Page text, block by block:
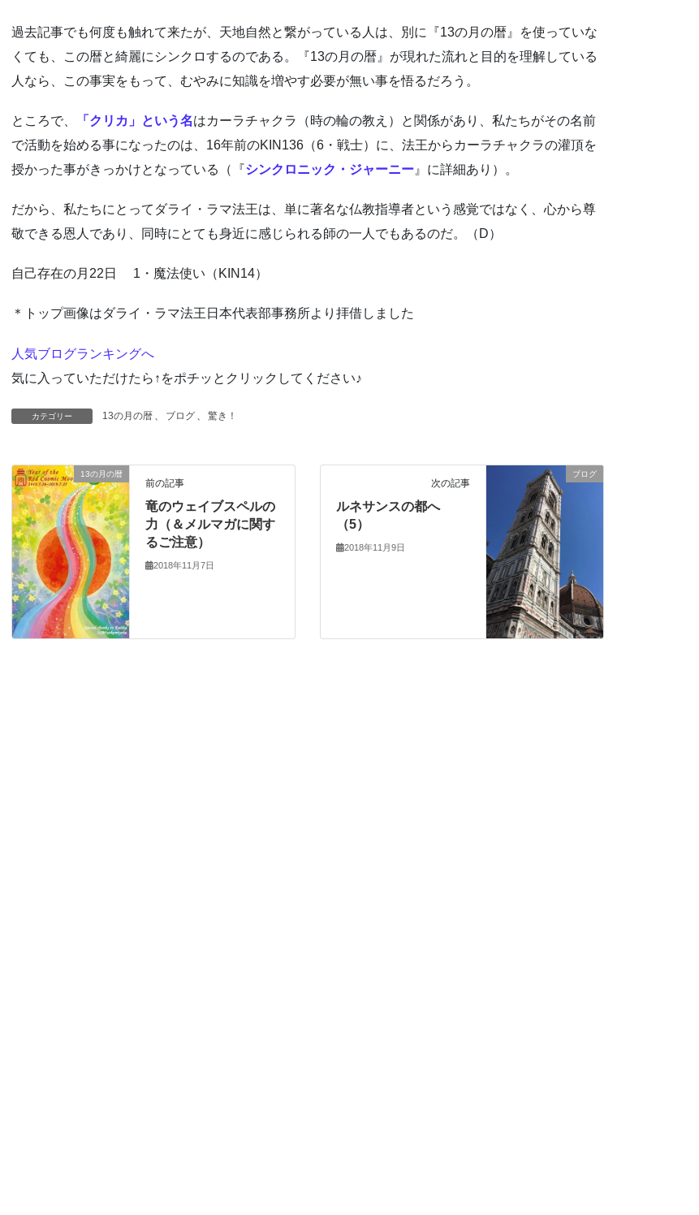
過去記事でも何度も触れて来たが、天地自然と繋がっている人は、別に『13の月の暦』を使っていな
くても、この暦と綺麗にシンクロするのである。『13の月の暦』が現れた流れと目的を理解している
人なら、この事実をもって、むやみに知識を増やす必要が無い事を悟るだろう。
ところで、 「クリカ」という名はカーラチャクラ（時の輪の教え）と関係があり、私たちがその名前
で活動を始める事になったのは、16年前のKIN136（6・戦士）に、法王からカーラチャクラの灌頂を
授かった事がきっかけとなっている（『シンクロニック・ジャーニー 』に詳細あり）。
だから、私たちにとってダライ・ラマ法王は、単に著名な仏教指導者という感覚ではなく、心から尊
敬できる恩人であり、同時にとても身近に感じられる師の一人でもあるのだ。（D）
自己存在の月22日 1・魔法使い（KIN14）
＊トップ画像はダライ・ラマ法王日本代表部事務所より拝借しました
人気ブログランキングへ
気に入っていただけたら↑をポチッとクリックしてください♪
カテゴリー 13の月の暦 、 ブログ 、 驚き！
13の月の暦
前の記事
竜のウェイブスペルの
力（＆メルマガに関す
るご注意）
2018年11月7日
ブログ
次の記事
ルネサンスの都へ
（5）
2018年11月9日